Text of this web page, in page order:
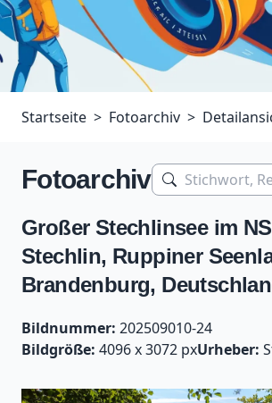
Startseite Fotoarchiv
Fotoarchiv
Großer Stechlinsee im
Stechlin, Ruppiner
Brandenburg,
Bildnummer: 202509010-24
Bildgröße: 4096 x 3072 pxUrheber: